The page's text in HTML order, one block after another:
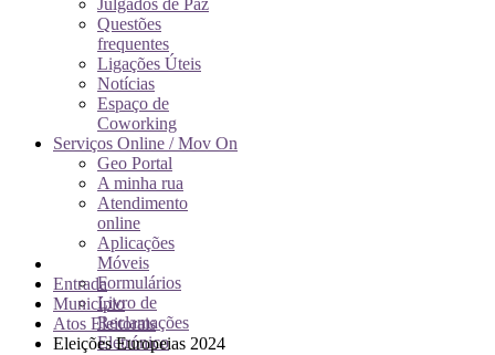
Julgados de Paz
Questões
frequentes
Ligações Úteis
Notícias
Espaço de
Coworking
Serviços Online / Mov On
Geo Portal
A minha rua
Atendimento
online
Aplicações
Móveis
Formulários
Livro de
Reclamações
Eletrónico
Entrada
Município
Atos Eleitorais
Eleições Europeias 2024